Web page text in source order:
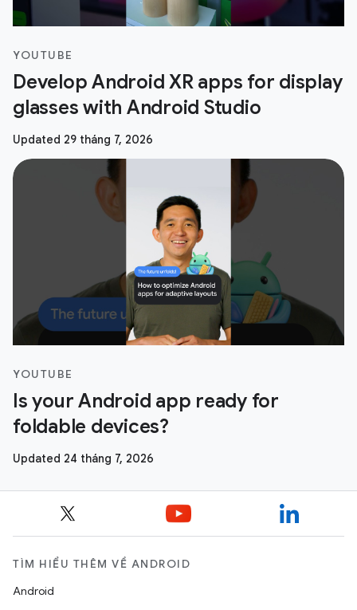
YOUTUBE
Develop Android XR apps for display
glasses with Android Studio
Updated 29 tháng 7, 2026
YOUTUBE
Is your Android app ready for
foldable devices?
Updated 24 tháng 7, 2026
TÌM HIỂU THÊM VỀ ANDROID
Android